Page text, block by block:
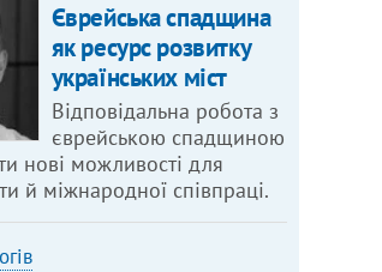
Єврейська спадщина
як ресурс розвитку
українських міст
Відповідальна робота з
єврейською спадщиною
нові можливості для
й міжнародної співпраці.